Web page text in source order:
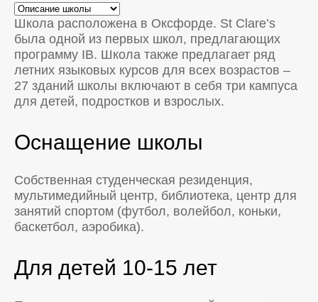
Школа расположена в Оксфорде. St Clare’s
была одной из первых школ, предлагающих
программу IB. Школа также предлагает ряд
летних языковых курсов для всех возрастов –
27 зданий школы включают в себя три кампуса
для детей, подростков и взрослых.
Оснащение школы
Собственная студенческая резиденция,
мультимедийный центр, библиотека, центр для
занятий спортом (футбол, волейбол, коньки,
баскетбол, аэробика).
Для детей 10-15 лет